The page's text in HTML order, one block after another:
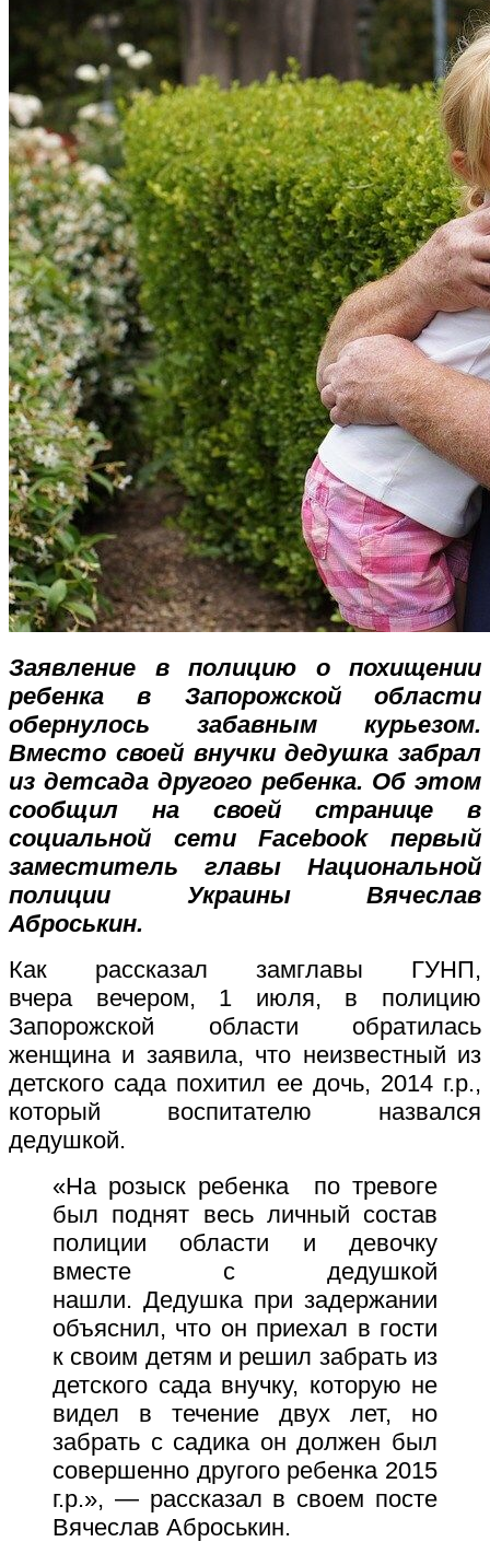
Заявление в полицию о похищении
ребенка в Запорожской области
обернулось забавным курьезом.
Вместо своей внучки дедушка забрал
из детсада другого ребенка. Об этом
сообщил на своей странице в
социальной сети Facebook первый
заместитель главы Национальной
полиции Украины Вячеслав
Аброськин.
Как рассказал замглавы ГУНП,
вчера вечером, 1 июля, в полицию
Запорожской области обратилась
женщина и заявила, что неизвестный из
детского сада похитил ее дочь, 2014 г.р.,
который воспитателю назвался
дедушкой.
«На розыск ребенка по тревоге
был поднят весь личный состав
полиции области и девочку
вместе с дедушкой
нашли. Дедушка при задержании
объяснил, что он приехал в гости
к своим детям и решил забрать из
детского сада внучку, которую не
видел в течение двух лет, но
забрать с садика он должен был
совершенно другого ребенка 2015
г.р.», — рассказал в своем посте
Вячеслав Аброськин.